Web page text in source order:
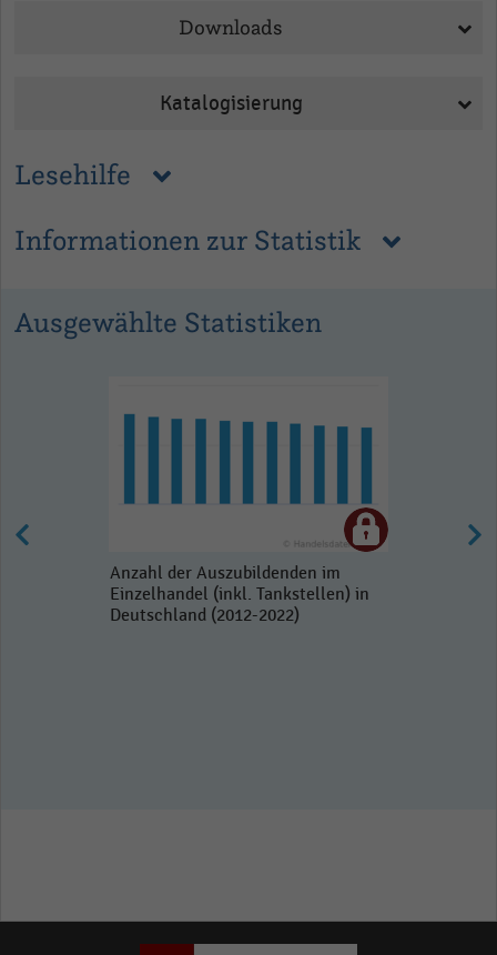
Lesehilfe
Informationen zur Statistik
Downloads
Katalogisierung
Ausgewählte Statistiken
Anzahl der Auszubildenden im
Einzelhandel (inkl. Tankstellen) in
Deutschland (2012-2022)